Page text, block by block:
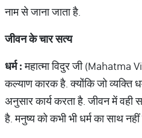
नाम से जाना जाता है.
जीवनकेचारसत्य
धर्म:महात्मा विदुर जी (Mahatma
कल्याण कारक है. क्योंकि जो व्यक्ति
अनुसार कार्य करता है. जीवन में वही
है. मनुष्य को कभी भी धर्म का साथ नहीं